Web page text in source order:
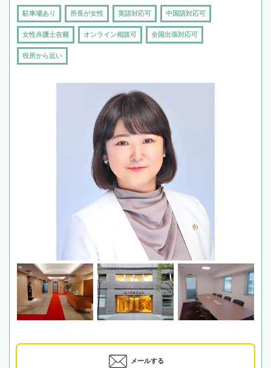
駐車場あり 所長が女性 英語対応可 中国語対応可
女性弁護士在籍 オンライン相談可 全国出張対応可
役所から近い
メールする